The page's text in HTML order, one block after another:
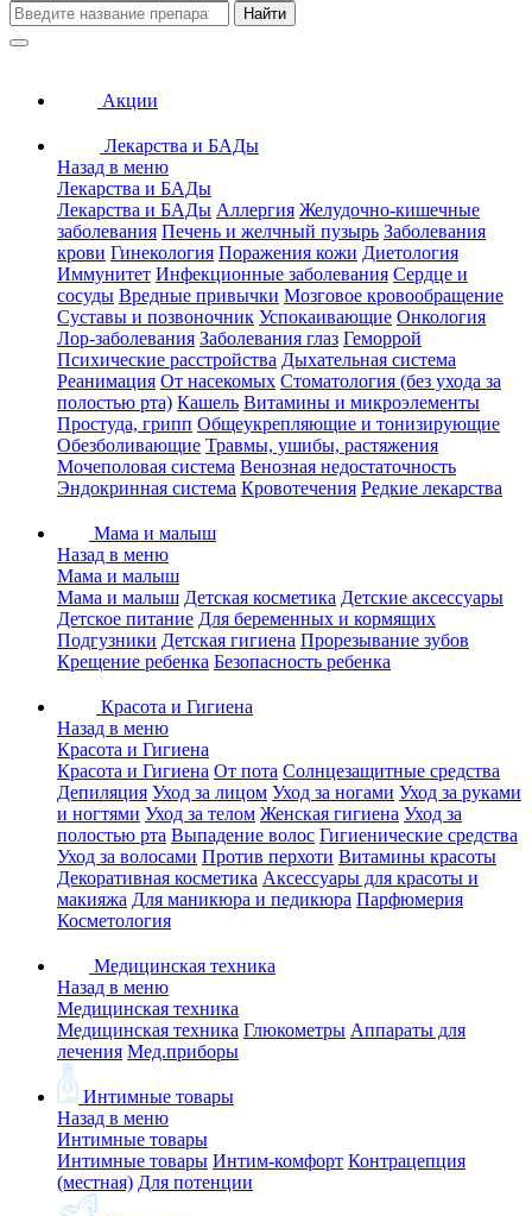
Найти
Акции
Лекарства и БАДы
Назад в меню
Лекарства и БАДы
Лекарства и БАДы Аллергия Желудочно-кишечные
заболевания Печень и желчный пузырь Заболевания
крови Гинекология Поражения кожи Диетология
Иммунитет Инфекционные заболевания Сердце и
сосуды Вредные привычки Мозговое кровообращение
Суставы и позвоночник Успокаивающие Онкология
Лор-заболевания Заболевания глаз Геморрой
Психические расстройства Дыхательная система
Реанимация От насекомых Стоматология (без ухода за
полостью рта) Кашель Витамины и микроэлементы
Простуда, грипп Общеукрепляющие и тонизирующие
Обезболивающие Травмы, ушибы, растяжения
Мочеполовая система Венозная недостаточность
Эндокринная система Кровотечения Редкие лекарства
Мама и малыш
Назад в меню
Мама и малыш
Мама и малыш Детская косметика Детские аксессуары
Детское питание Для беременных и кормящих
Подгузники Детская гигиена Прорезывание зубов
Крещение ребенка Безопасность ребенка
Красота и Гигиена
Назад в меню
Красота и Гигиена
Красота и Гигиена От пота Солнцезащитные средства
Депиляция Уход за лицом Уход за ногами Уход за руками
и ногтями Уход за телом Женская гигиена Уход за
полостью рта Выпадение волос Гигиенические средства
Уход за волосами Против перхоти Витамины красоты
Декоративная косметика Аксессуары для красоты и
макияжа Для маникюра и педикюра Парфюмерия
Косметология
Медицинская техника
Назад в меню
Медицинская техника
Медицинская техника Глюкометры Аппараты для
лечения Мед.приборы
Интимные товары
Назад в меню
Интимные товары
Интимные товары Интим-комфорт Контрацепция
(местная) Для потенции